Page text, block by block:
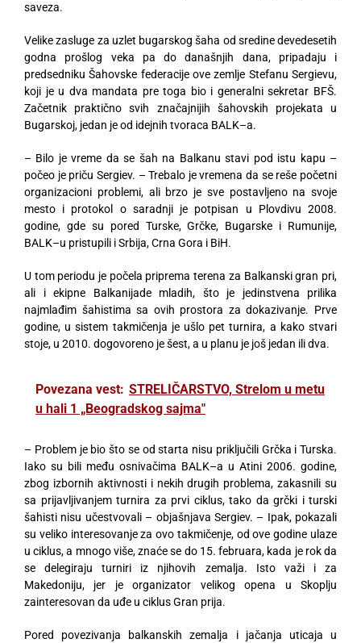
saveza.
Velike zasluge za uzlet bugarskog šaha od sredine devedesetih
godna prošlog veka pa do današnjih dana, pripadaju i
predsedniku Šahovske federacije ove zemlje Stefanu Sergievu,
koji je u dva mandata pre toga bio i generalni sekretar BFŠ.
Začetnik praktično svih značajnijih šahovskih projekata u
Bugarskoj, jedan je od idejnih tvoraca BALK–a.
– Bilo je vreme da se šah na Balkanu stavi pod istu kapu –
počeo je priču Sergiev. – Trebalo je vremena da se reše početni
organizacioni problemi, ali brzo je sve postavljeno na svoje
mesto i protokol o saradnji je potpisan u Plovdivu 2008.
godine, gde su pored Turske, Grčke, Bugarske i Rumunije,
BALK–u pristupili i Srbija, Crna Gora i BiH.
U tom periodu je počela priprema terena za Balkanski gran pri,
ali i ekipne Balkanijade mladih, što je jedinstvena prilika
najmlađim šahistima sa ovih prostora za dokazivanje. Prve
godine, u sistem takmičenja je ušlo pet turnira, a kako stvari
stoje, u 2010. dogovoreno je šest, a u planu je još jedan ili dva.
Povezana vest: STRELIČARSTVO, Strelom u metu
u hali 1 „Beogradskog sajma"
– Problem je bio što se od starta nisu priključili Grčka i Turska.
Iako su bili među osnivačima BALK–a u Atini 2006. godine,
zbog izbornih aktivnosti i nekih drugih problema, zakasnili su
sa prijavljivanjem turnira za prvi ciklus, tako da grčki i turski
šahisti nisu učestvovali – objašnjava Sergiev. – Ipak, pokazali
su veliko interesovanje za ovo takmičenje, od ove godine ulaze
u ciklus, a mnogo više, znaće se do 15. februara, kada je rok da
se delegiraju turniri iz njihovih zemalja. Isto važi i za
Makedoniju, jer je organizator velikog opena u Skoplju
zainteresovan da uđe u ciklus Gran prija.
Pored povezivanja balkanskih zemalja i jačanja uticaja u